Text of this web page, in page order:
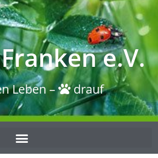
e.V.
Leben – drauf